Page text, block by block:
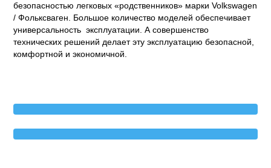
безопасностью легковых «родственников» марки Volkswagen
/ Фольксваген. Большое количество моделей обеспечивает
универсальность эксплуатации. А совершенство
технических решений делает эту эксплуатацию безопасной,
комфортной и экономичной.